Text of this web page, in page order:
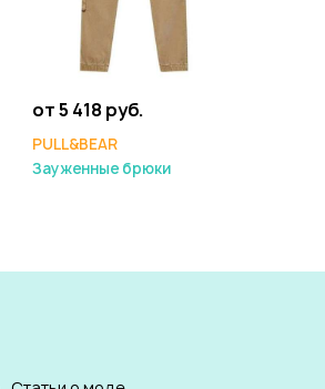
от 5 418 руб.
PULL&BEAR
Зауженные брюки